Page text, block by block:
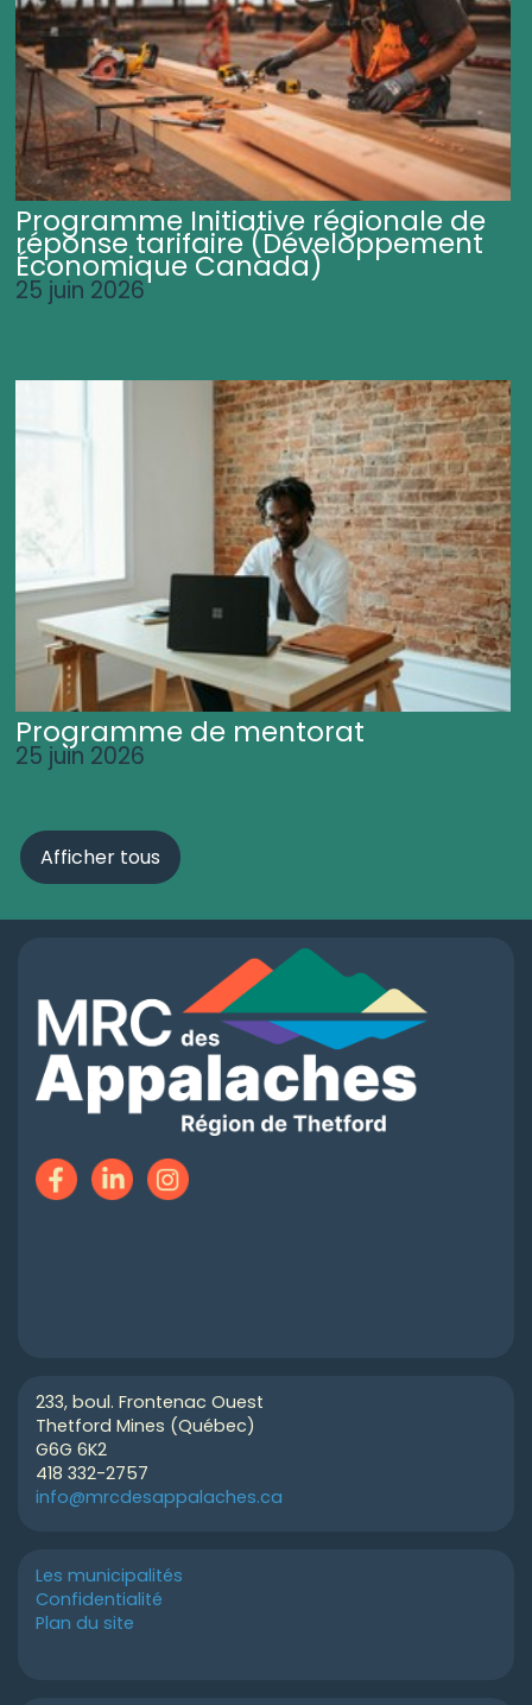
Programme Initiative régionale de
réponse tarifaire (Développement
Économique Canada)
25 juin 2026
Programme de mentorat
25 juin 2026
Afficher tous
233, boul. Frontenac Ouest
Thetford Mines (Québec)
G6G 6K2
418 332-2757
info@mrcdesappalaches.ca
Les municipalités
Confidentialité
Plan du site